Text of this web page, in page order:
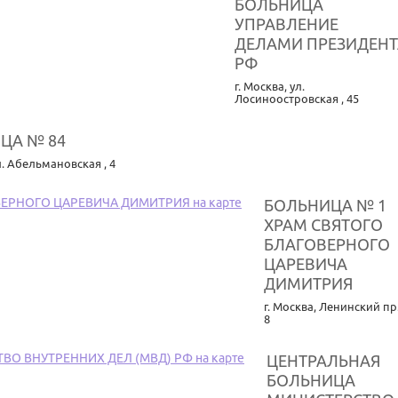
БОЛЬНИЦА
УПРАВЛЕНИЕ
ДЕЛАМИ
РФ
г. Москва, ул.
Лосиноостровская , 45
№ 84
Абельмановская , 4
БОЛЬНИЦА № 1
ХРАМ СВЯТОГО
БЛАГОВЕРНОГО
ЦАРЕВИЧА
ДИМИТРИЯ
г. Москва, Ленинский
8
ЦЕНТРАЛЬНАЯ
БОЛЬНИЦА